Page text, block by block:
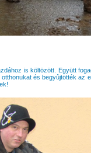
is költözött. Együtt
és begyûjtötték az